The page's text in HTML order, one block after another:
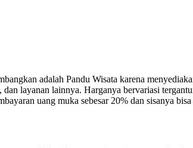
adalah Pandu Wisata karena
layanan lainnya. Harganya bervariasi
uang muka sebesar 20% dan sisanya